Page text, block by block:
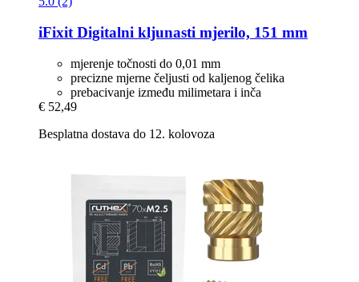
iFixit Digitalni kljunasti mjerilo, 151 mm
mjerenje točnosti do 0,01 mm
precizne mjerne čeljusti od kaljenog čelika
prebacivanje između milimetara i inča
€ 52,49
Besplatna dostava do 12. kolovoza